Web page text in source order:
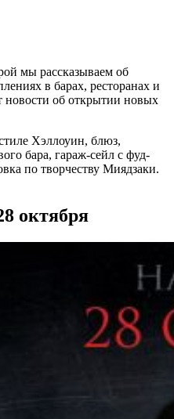
мы рассказываем об
в барах, ресторанах и
новости об открытии новых
Хэллоуин, блюз,
бара, гараж-сейл с фуд-
по творчеству Миядзаки.
октября